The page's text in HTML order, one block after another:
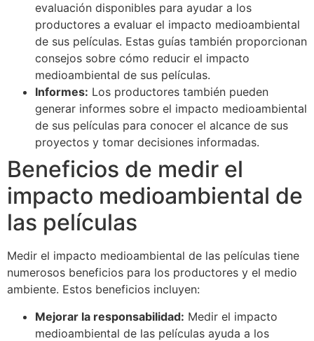
evaluación disponibles para ayudar a los
productores a evaluar el impacto medioambiental
de sus películas. Estas guías también proporcionan
consejos sobre cómo reducir el impacto
medioambiental de sus películas.
Informes: Los productores también pueden
generar informes sobre el impacto medioambiental
de sus películas para conocer el alcance de sus
proyectos y tomar decisiones informadas.
Beneficios de medir el
impacto medioambiental de
las películas
Medir el impacto medioambiental de las películas tiene
numerosos beneficios para los productores y el medio
ambiente. Estos beneficios incluyen:
Mejorar la responsabilidad: Medir el impacto
medioambiental de las películas ayuda a los